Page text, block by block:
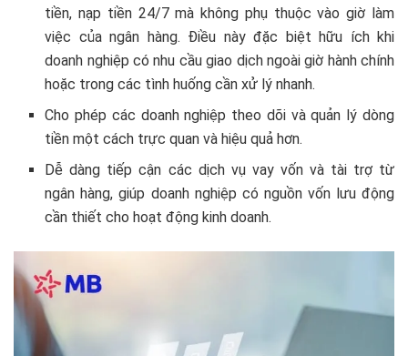
tiền, nạp tiền 24/7 mà không phụ thuộc vào giờ làm
việc của ngân hàng. Điều này đặc biệt hữu ích khi
doanh nghiệp có nhu cầu giao dịch ngoài giờ hành chính
hoặc trong các tình huống cần xử lý nhanh.
Cho phép các doanh nghiệp theo dõi và quản lý dòng
tiền một cách trực quan và hiệu quả hơn.
Dễ dàng tiếp cận các dịch vụ vay vốn và tài trợ từ
ngân hàng, giúp doanh nghiệp có nguồn vốn lưu động
cần thiết cho hoạt động kinh doanh.